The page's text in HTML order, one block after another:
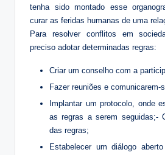
tenha sido montado esse
curar as feridas humanas de uma
Para resolver conflitos em
preciso adotar determinadas regras:
Criar um conselho com a
Fazer reuniões e comunicarem-
Implantar um protocolo, onde
as regras a serem seguidas;-
das regras;
Estabelecer um diálogo